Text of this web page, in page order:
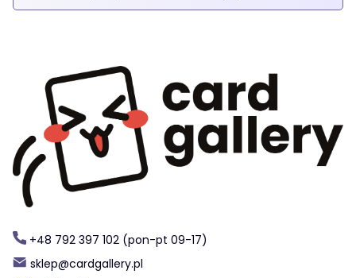
+48 792 397 102 (pon-pt 09-17)
sklep@cardgallery.pl